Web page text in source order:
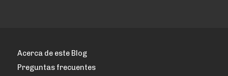
Acerca de este Blog
Preguntas frecuentes